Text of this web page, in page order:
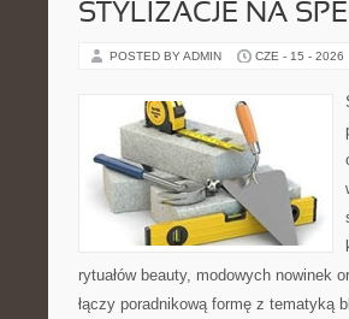
STYLIZACJE NA
POSTED BY ADMIN CZE - 15 - 2026
rytuałów beauty, modowych nowinek
łączy poradnikową formę z tematyką